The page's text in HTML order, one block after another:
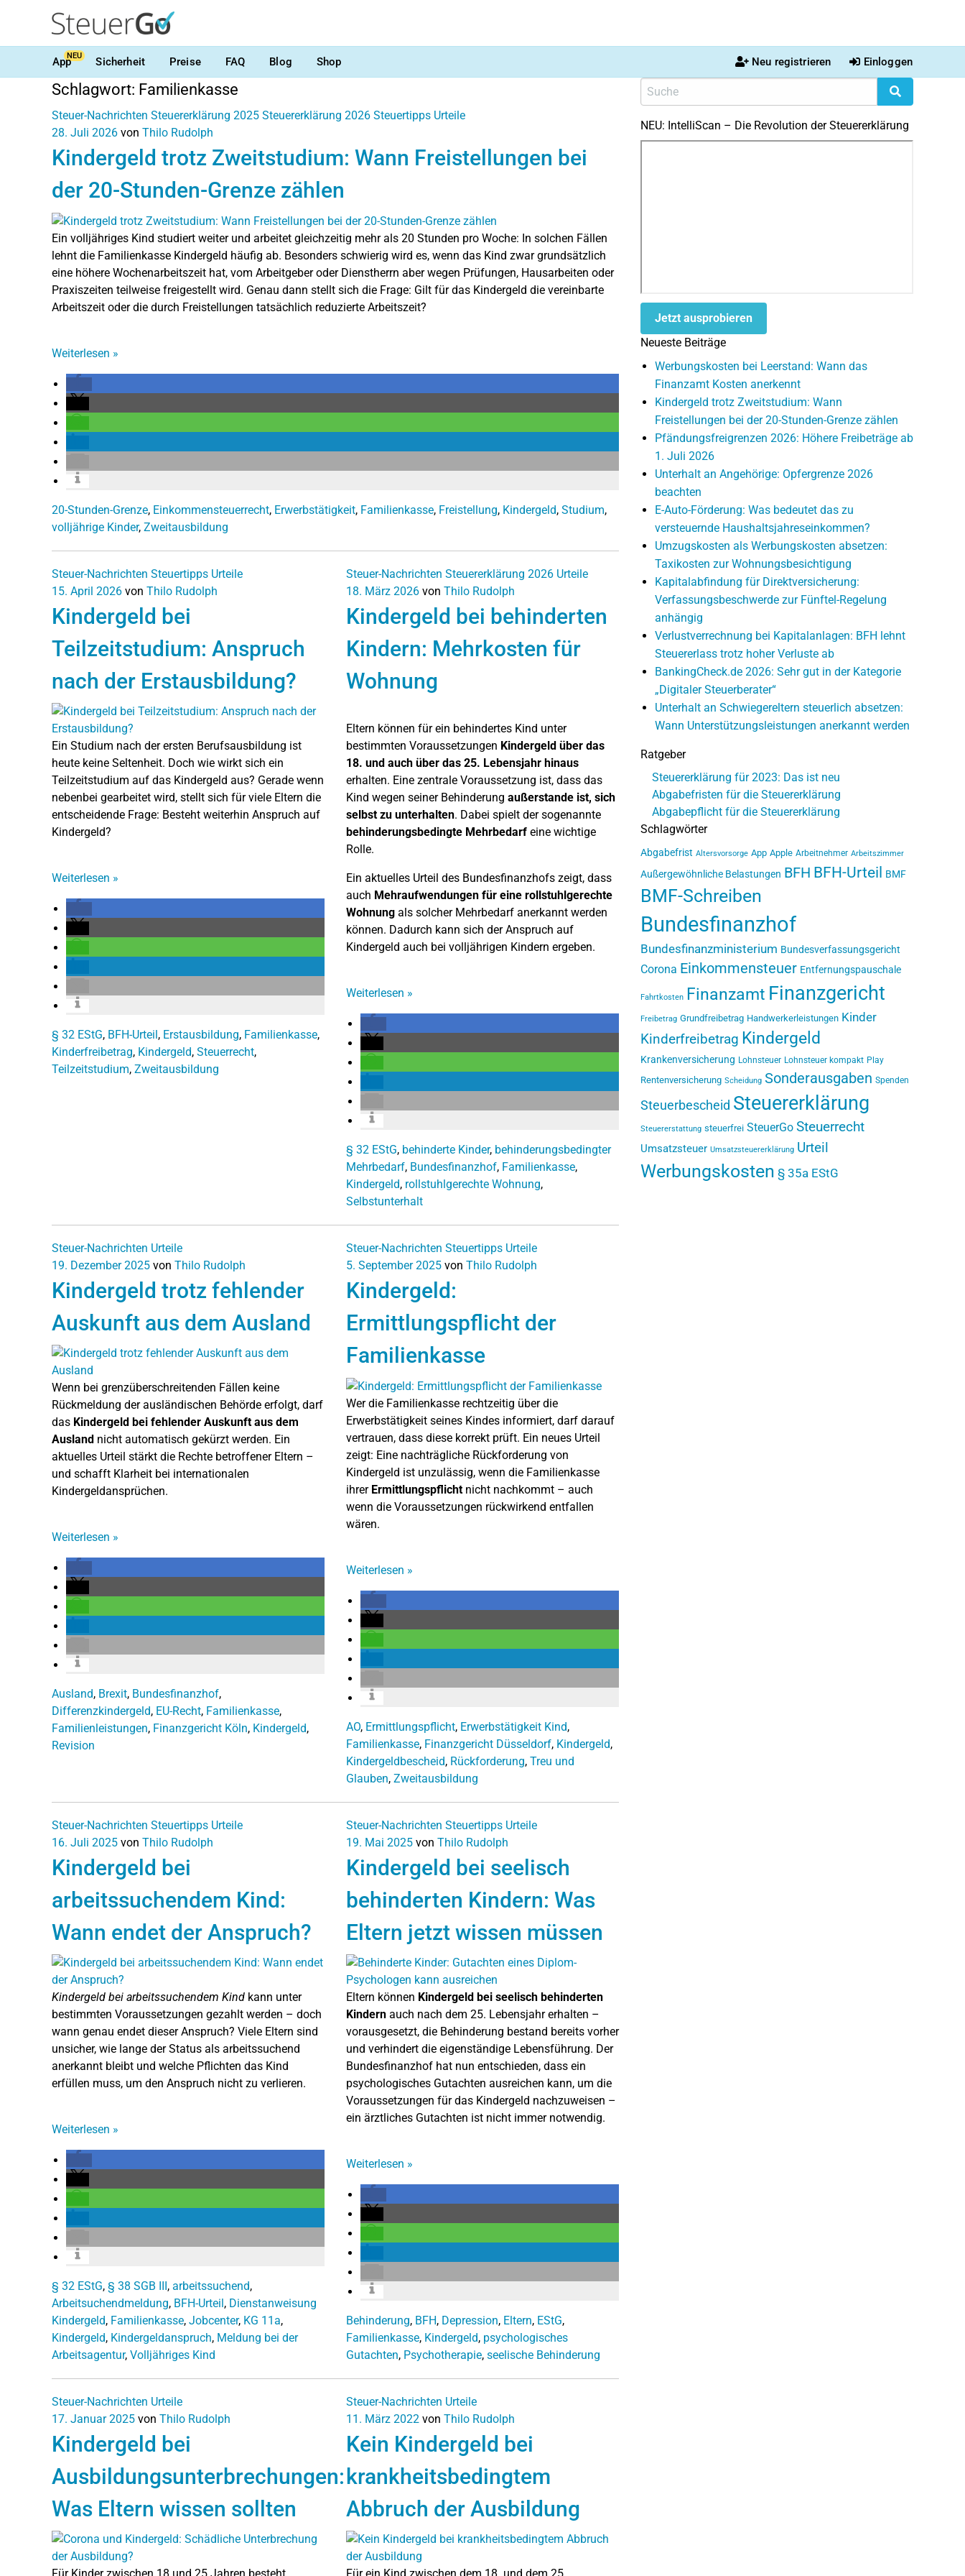
AppNEU Sicherheit Preise FAQ Blog Shop Neu registrieren Einloggen
Schlagwort: Familienkasse
Steuer-Nachrichten Steuererklärung 2025 Steuererklärung 2026 Steuertipps Urteile
28. Juli 2026 von Thilo Rudolph
Kindergeld trotz Zweitstudium: Wann Freistellungen bei
der 20-Stunden-Grenze zählen
Ein volljähriges Kind studiert weiter und arbeitet gleichzeitig mehr als 20 Stunden pro Woche: In solchen Fällen
lehnt die Familienkasse Kindergeld häufig ab. Besonders schwierig wird es, wenn das Kind zwar grundsätzlich
eine höhere Wochenarbeitszeit hat, vom Arbeitgeber oder Dienstherrn aber wegen Prüfungen, Hausarbeiten oder
Praxiszeiten teilweise freigestellt wird. Genau dann stellt sich die Frage: Gilt für das Kindergeld die vereinbarte
Arbeitszeit oder die durch Freistellungen tatsächlich reduzierte Arbeitszeit?
Weiterlesen »
20-Stunden-Grenze, Einkommensteuerrecht, Erwerbstätigkeit, Familienkasse, Freistellung, Kindergeld, Studium,
volljährige Kinder, Zweitausbildung
Steuer-Nachrichten Steuertipps Urteile
15. April 2026 von Thilo Rudolph
Kindergeld bei
Teilzeitstudium: Anspruch
nach der Erstausbildung?
Ein Studium nach der ersten Berufsausbildung ist
heute keine Seltenheit. Doch wie wirkt sich ein
Teilzeitstudium auf das Kindergeld aus? Gerade wenn
nebenbei gearbeitet wird, stellt sich für viele Eltern die
entscheidende Frage: Besteht weiterhin Anspruch auf
Kindergeld?
Weiterlesen »
§ 32 EStG, BFH-Urteil, Erstausbildung, Familienkasse,
Kinderfreibetrag, Kindergeld, Steuerrecht,
Teilzeitstudium, Zweitausbildung
Steuer-Nachrichten Steuererklärung 2026 Urteile
18. März 2026 von Thilo Rudolph
Kindergeld bei behinderten
Kindern: Mehrkosten für
Wohnung
Eltern können für ein behindertes Kind unter
bestimmten Voraussetzungen Kindergeld über das
18. und auch über das 25. Lebensjahr hinaus
erhalten. Eine zentrale Voraussetzung ist, dass das
Kind wegen seiner Behinderung außerstande ist, sich
selbst zu unterhalten. Dabei spielt der sogenannte
behinderungsbedingte Mehrbedarf eine wichtige
Rolle.
Ein aktuelles Urteil des Bundesfinanzhofs zeigt, dass
auch Mehraufwendungen für eine rollstuhlgerechte
Wohnung als solcher Mehrbedarf anerkannt werden
können. Dadurch kann sich der Anspruch auf
Kindergeld auch bei volljährigen Kindern ergeben.
Weiterlesen »
§ 32 EStG, behinderte Kinder, behinderungsbedingter
Mehrbedarf, Bundesfinanzhof, Familienkasse,
Kindergeld, rollstuhlgerechte Wohnung,
Selbstunterhalt
Steuer-Nachrichten Urteile
19. Dezember 2025 von Thilo Rudolph
Kindergeld trotz fehlender
Auskunft aus dem Ausland
Wenn bei grenzüberschreitenden Fällen keine
Rückmeldung der ausländischen Behörde erfolgt, darf
das Kindergeld bei fehlender Auskunft aus dem
Ausland nicht automatisch gekürzt werden. Ein
aktuelles Urteil stärkt die Rechte betroffener Eltern –
und schafft Klarheit bei internationalen
Kindergeldansprüchen.
Weiterlesen »
Ausland, Brexit, Bundesfinanzhof,
Differenzkindergeld, EU-Recht, Familienkasse,
Familienleistungen, Finanzgericht Köln, Kindergeld,
Revision
Steuer-Nachrichten Steuertipps Urteile
5. September 2025 von Thilo Rudolph
Kindergeld:
Ermittlungspflicht der
Familienkasse
Wer die Familienkasse rechtzeitig über die
Erwerbstätigkeit seines Kindes informiert, darf darauf
vertrauen, dass diese korrekt prüft. Ein neues Urteil
zeigt: Eine nachträgliche Rückforderung von
Kindergeld ist unzulässig, wenn die Familienkasse
ihrer Ermittlungspflichtnicht nachkommt – auch
wenn die Voraussetzungen rückwirkend entfallen
wären.
Weiterlesen »
AO, Ermittlungspflicht, Erwerbstätigkeit Kind,
Familienkasse, Finanzgericht Düsseldorf, Kindergeld,
Kindergeldbescheid, Rückforderung, Treu und
Glauben, Zweitausbildung
Steuer-Nachrichten Steuertipps Urteile
16. Juli 2025 von Thilo Rudolph
Kindergeld bei
arbeitssuchendem Kind:
Wann endet der Anspruch?
Kindergeld bei arbeitssuchendem Kind kann unter
bestimmten Voraussetzungen gezahlt werden – doch
wann genau endet dieser Anspruch? Viele Eltern sind
unsicher, wie lange der Status als arbeitssuchend
anerkannt bleibt und welche Pflichten das Kind
erfüllen muss, um den Anspruch nicht zu verlieren.
Weiterlesen »
§ 32 EStG, § 38 SGB III, arbeitssuchend,
Arbeitsuchendmeldung, BFH-Urteil, Dienstanweisung
Kindergeld, Familienkasse, Jobcenter, KG 11a,
Kindergeld, Kindergeldanspruch, Meldung bei der
Arbeitsagentur, Volljähriges Kind
Steuer-Nachrichten Steuertipps Urteile
19. Mai 2025 von Thilo Rudolph
Kindergeld bei seelisch
behinderten Kindern: Was
Eltern jetzt wissen müssen
Eltern können Kindergeld bei seelisch behinderten
Kindern auch nach dem 25. Lebensjahr erhalten –
vorausgesetzt, die Behinderung bestand bereits vorher
und verhindert die eigenständige Lebensführung. Der
Bundesfinanzhof hat nun entschieden, dass ein
psychologisches Gutachten ausreichen kann, um die
Voraussetzungen für das Kindergeld nachzuweisen –
ein ärztliches Gutachten ist nicht immer notwendig.
Weiterlesen »
Behinderung, BFH, Depression, Eltern, EStG,
Familienkasse, Kindergeld, psychologisches
Gutachten, Psychotherapie, seelische Behinderung
Steuer-Nachrichten Urteile
17. Januar 2025 von Thilo Rudolph
Kindergeld bei
Ausbildungsunterbrechungen:
Was Eltern wissen sollten
Für Kinder zwischen 18 und 25 Jahren besteht
Steuer-Nachrichten Urteile
11. März 2022 von Thilo Rudolph
Kein Kindergeld bei
krankheitsbedingtem
Abbruch der Ausbildung
Für ein Kind zwischen dem 18. und dem 25.
NEU: IntelliScan – Die Revolution der Steuererklärung
Jetzt ausprobieren
Neueste Beiträge
Werbungskosten bei Leerstand: Wann das
Finanzamt Kosten anerkennt
Kindergeld trotz Zweitstudium: Wann
Freistellungen bei der 20-Stunden-Grenze zählen
Pfändungsfreigrenzen 2026: Höhere Freibeträge ab
1. Juli 2026
Unterhalt an Angehörige: Opfergrenze 2026
beachten
E-Auto-Förderung: Was bedeutet das zu
versteuernde Haushaltsjahreseinkommen?
Umzugskosten als Werbungskosten absetzen:
Taxikosten zur Wohnungsbesichtigung
Kapitalabfindung für Direktversicherung:
Verfassungsbeschwerde zur Fünftel-Regelung
anhängig
Verlustverrechnung bei Kapitalanlagen: BFH lehnt
Steuererlass trotz hoher Verluste ab
BankingCheck.de 2026: Sehr gut in der Kategorie
„Digitaler Steuerberater“
Unterhalt an Schwiegereltern steuerlich absetzen:
Wann Unterstützungsleistungen anerkannt werden
Ratgeber
Steuererklärung für 2023: Das ist neu
Abgabefristen für die Steuererklärung
Abgabepflicht für die Steuererklärung
Schlagwörter
Abgabefrist Altersvorsorge App Apple Arbeitnehmer Arbeitszimmer
Außergewöhnliche Belastungen BFH BFH-Urteil BMF
BMF-Schreiben
Bundesfinanzhof
Bundesfinanzministerium Bundesverfassungsgericht
Corona Einkommensteuer Entfernungspauschale
Fahrtkosten Finanzamt Finanzgericht
Freibetrag Grundfreibetrag Handwerkerleistungen Kinder
Kinderfreibetrag Kindergeld
Krankenversicherung Lohnsteuer Lohnsteuer kompakt Play
Rentenversicherung Scheidung Sonderausgaben Spenden
Steuerbescheid Steuererklärung
Steuererstattung steuerfrei SteuerGo Steuerrecht
Umsatzsteuer Umsatzsteuererklärung Urteil
Werbungskosten § 35a EStG